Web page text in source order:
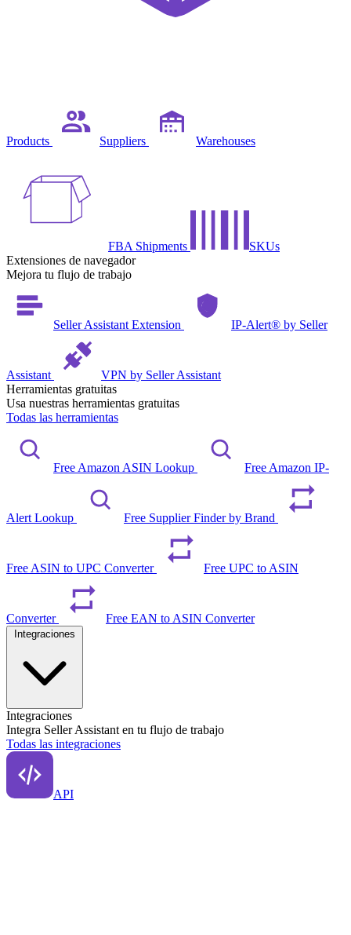
Products Suppliers Warehouses
FBA Shipments
SKUs
Extensiones de navegador
Mejora tu flujo de trabajo
Seller Assistant Extension IP-Alert® by Seller
Assistant
VPN by Seller Assistant
Herramientas gratuitas
Usa nuestras herramientas gratuitas
Todas las herramientas
Free Amazon ASIN Lookup Free Amazon IP-
Alert Lookup Free Supplier Finder by Brand
Free ASIN to UPC Converter Free UPC to ASIN
Converter Free EAN to ASIN Converter
Integraciones
Integra Seller Assistant en tu flujo de trabajo
Todas las integraciones
API